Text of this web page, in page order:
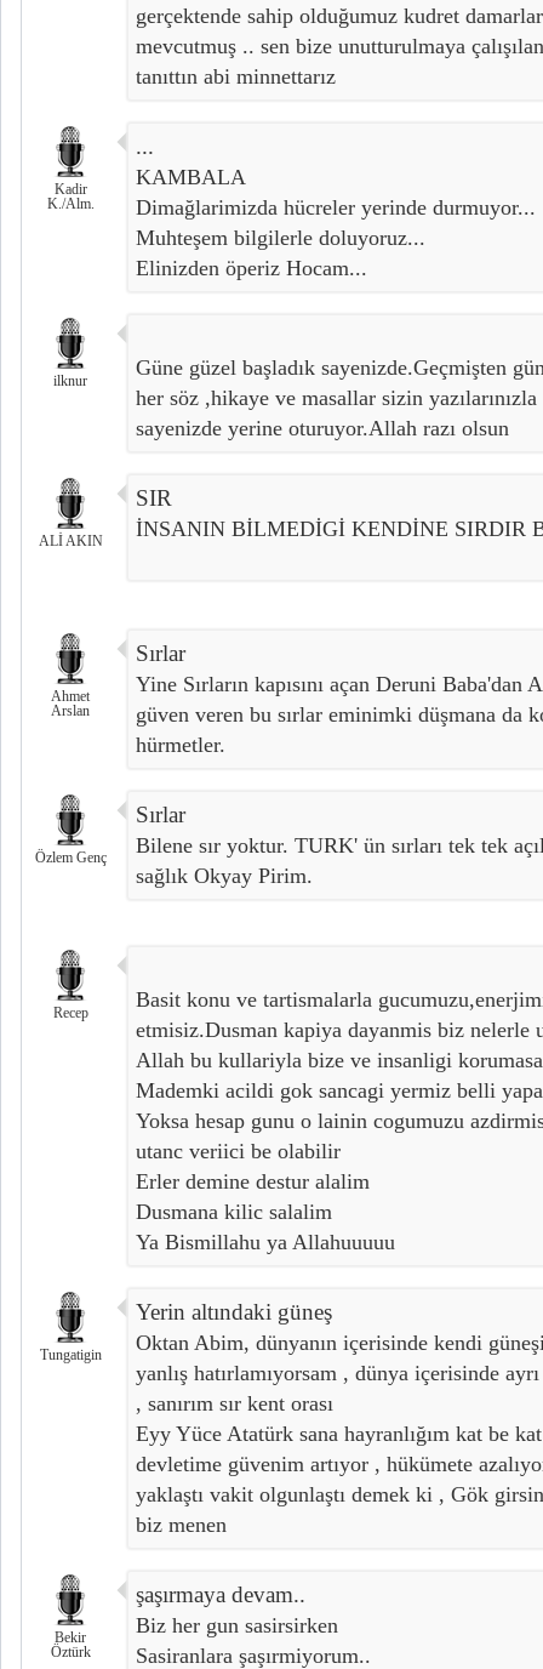
gerçektende sahip olduğumuz kudret
mevcutmuş .. sen bize unutturulmaya çalışılan
tanıttın abi minnettarız
Kadir
K./Alm.
...
KAMBALA
Dimağlarimizda hücreler yerinde durmuyor...
Muhteşem bilgilerle doluyoruz...
Elinizden öperiz Hocam...
ilknur
Güne güzel başladık sayenizde.Geçmişten
her söz ,hikaye ve masallar sizin
sayenizde yerine oturuyor.Allah razı olsun
ALİ AKIN
SIR
İNSANIN BİLMEDİGİ KENDİNE SIRDIR
Ahmet
Arslan
Sırlar
Yine Sırların kapısını açan Deruni Baba'dan
güven veren bu sırlar eminimki düşmana da
hürmetler.
Özlem Genç
Sırlar
Bilene sır yoktur. TURK' ün sırları tek tek
sağlık Okyay Pirim.
Recep
Basit konu ve tartismalarla
etmisiz.Dusman kapiya dayanmis biz nelerle
Allah bu kullariyla bize ve insanligi
Mademki acildi gok sancagi yermiz belli
Yoksa hesap gunu o lainin cogumuzu
utanc veriici be olabilir
Erler demine destur alalim
Dusmana kilic salalim
Ya Bismillahu ya Allahuuuuu
Tungatigin
Yerin altındaki güneş
Oktan Abim, dünyanın içerisinde kendi
yanlış hatırlamıyorsam , dünya içerisinde
, sanırım sır kent orası
Eyy Yüce Atatürk sana hayranlığım kat be
devletime güvenim artıyor , hükümete
yaklaştı vakit olgunlaştı demek ki , Gök
biz menen
Bekir
Öztürk
şaşırmaya devam..
Biz her gun sasirsirken
Sasiranlara şaşırmiyorum..